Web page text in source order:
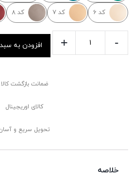
کد 6 کد 7 کد 8
-
+ افزودن به
ضمانت بازگشت کالا
کالای اوریجینال
تحویل سریع و
خلاصه